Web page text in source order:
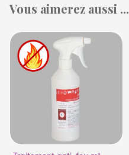
Vous aimerez aussi ...